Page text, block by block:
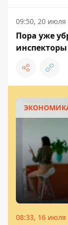
09:50, 20 июля
Пора уже
08:33, 16 июля